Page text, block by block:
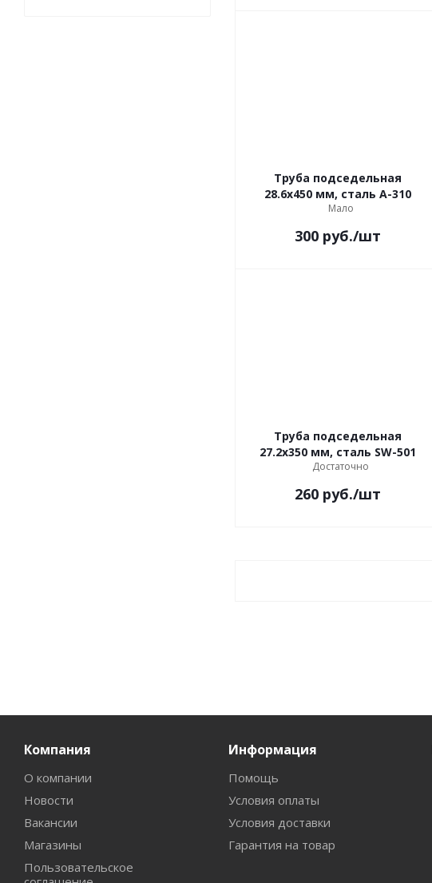
Труба подседельная
28.6x450 мм, сталь А-310
Мало
300руб./шт
Труба подседельная
27.2x350 мм, сталь SW-501
Достаточно
260руб./шт
Компания
О компании
Новости
Вакансии
Магазины
Пользовательское
Информация
Помощь
Условия оплаты
Условия доставки
Гарантия на товар